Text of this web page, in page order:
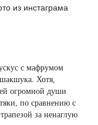
из инстаграма
с мафрумом
Хотя,
огромной души
по сравнению с
за ненаглую